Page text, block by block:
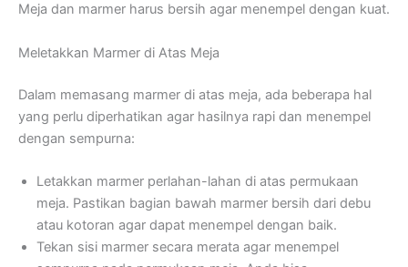
Meja dan marmer harus bersih agar menempel dengan kuat.
Meletakkan Marmer di Atas Meja
Dalam memasang marmer di atas meja, ada beberapa hal
yang perlu diperhatikan agar hasilnya rapi dan menempel
dengan sempurna:
Letakkan marmer perlahan-lahan di atas permukaan
meja. Pastikan bagian bawah marmer bersih dari debu
atau kotoran agar dapat menempel dengan baik.
Tekan sisi marmer secara merata agar menempel